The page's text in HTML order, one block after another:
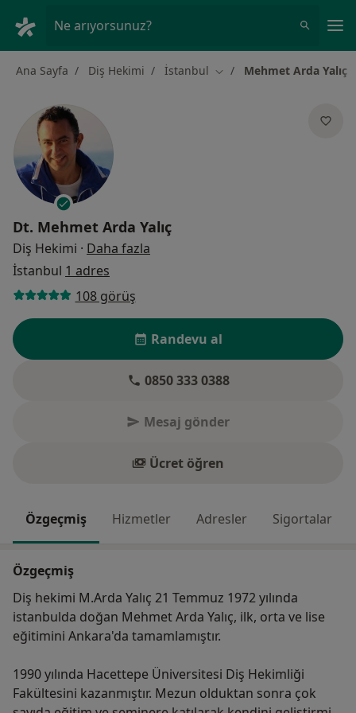
Ne arıyorsunuz?
Ana Sayfa Diş Hekimi İstanbul Şehir değiştir
Mehmet Arda Yalıç
Dt. Mehmet Arda Yalıç
Diş Hekimi · Daha fazla
İstanbul 1 adres
108 görüş
Randevu al
0850 333 0388
Mesaj gönder
Ücret öğren
Özgeçmiş Hizmetler Adresler Sigortalar
Özgeçmiş
Diş hekimi M.Arda Yalıç 21 Temmuz 1972 yılında
istanbulda doğan Mehmet Arda Yalıç, ilk, orta ve lise
eğitimini Ankara'da tamamlamıştır.
1990 yılında Hacettepe Üniversitesi Diş Hekimliği
Fakültesini kazanmıştır. Mezun olduktan sonra çok